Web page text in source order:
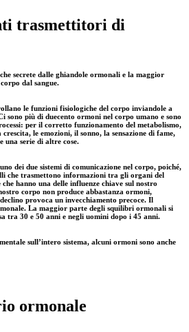
trasmettitori di
secrete dalle ghiandole ormonali e la maggior
dal sangue.
le funzioni fisiologiche del corpo inviandole a
sono più di duecento ormoni nel corpo umano e sono
per il corretto funzionamento del metabolismo,
le emozioni, il sonno, la sensazione di fame,
una serie di altre cose.
dei due sistemi di comunicazione nel corpo, poiché,
che trasmettono informazioni tra gli organi del
che hanno una delle influenze chiave sul nostro
corpo non produce abbastanza ormoni,
provoca un invecchiamento precoce. Il
La maggior parte degli squilibri ormonali si
tra 30 e 50 anni e negli uomini dopo i 45 anni.
sull’intero sistema, alcuni ormoni sono anche
ormonale